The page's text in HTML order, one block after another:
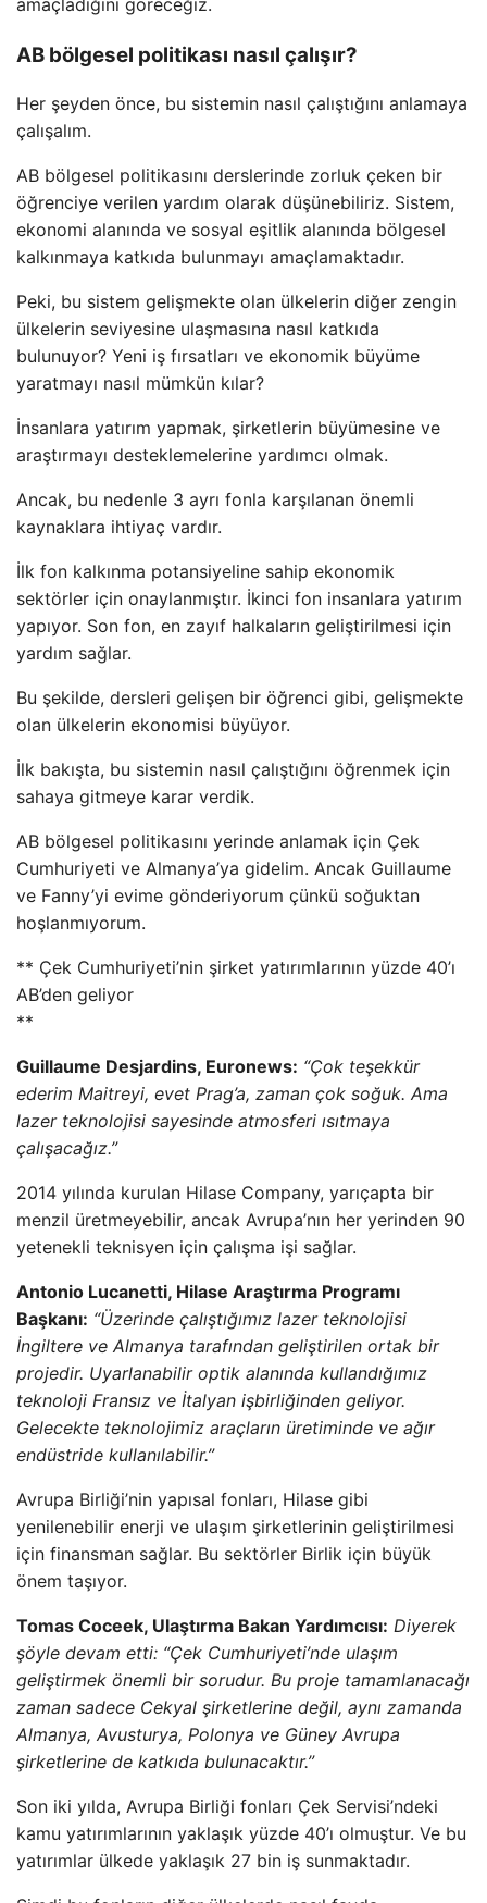
amaçladığını göreceğiz.
AB bölgesel politikası nasıl çalışır?
Her şeyden önce, bu sistemin nasıl çalıştığını anlamaya
çalışalım.
AB bölgesel politikasını derslerinde zorluk çeken bir
öğrenciye verilen yardım olarak düşünebiliriz. Sistem,
ekonomi alanında ve sosyal eşitlik alanında bölgesel
kalkınmaya katkıda bulunmayı amaçlamaktadır.
Peki, bu sistem gelişmekte olan ülkelerin diğer zengin
ülkelerin seviyesine ulaşmasına nasıl katkıda
bulunuyor? Yeni iş fırsatları ve ekonomik büyüme
yaratmayı nasıl mümkün kılar?
İnsanlara yatırım yapmak, şirketlerin büyümesine ve
araştırmayı desteklemelerine yardımcı olmak.
Ancak, bu nedenle 3 ayrı fonla karşılanan önemli
kaynaklara ihtiyaç vardır.
İlk fon kalkınma potansiyeline sahip ekonomik
sektörler için onaylanmıştır. İkinci fon insanlara yatırım
yapıyor. Son fon, en zayıf halkaların geliştirilmesi için
yardım sağlar.
Bu şekilde, dersleri gelişen bir öğrenci gibi, gelişmekte
olan ülkelerin ekonomisi büyüyor.
İlk bakışta, bu sistemin nasıl çalıştığını öğrenmek için
sahaya gitmeye karar verdik.
AB bölgesel politikasını yerinde anlamak için Çek
Cumhuriyeti ve Almanya’ya gidelim. Ancak Guillaume
ve Fanny’yi evime gönderiyorum çünkü soğuktan
hoşlanmıyorum.
** Çek Cumhuriyeti’nin şirket yatırımlarının yüzde 40’ı
AB’den geliyor
**
Guillaume Desjardins, Euronews: “Çok teşekkür
ederim Maitreyi, evet Prag’a, zaman çok soğuk. Ama
lazer teknolojisi sayesinde atmosferi ısıtmaya
çalışacağız.”
2014 yılında kurulan Hilase Company, yarıçapta bir
menzil üretmeyebilir, ancak Avrupa’nın her yerinden 90
yetenekli teknisyen için çalışma işi sağlar.
Antonio Lucanetti, Hilase Araştırma Programı
Başkanı: “Üzerinde çalıştığımız lazer teknolojisi
İngiltere ve Almanya tarafından geliştirilen ortak bir
projedir. Uyarlanabilir optik alanında kullandığımız
teknoloji Fransız ve İtalyan işbirliğinden geliyor.
Gelecekte teknolojimiz araçların üretiminde ve ağır
endüstride kullanılabilir.”
Avrupa Birliği’nin yapısal fonları, Hilase gibi
yenilenebilir enerji ve ulaşım şirketlerinin geliştirilmesi
için finansman sağlar. Bu sektörler Birlik için büyük
önem taşıyor.
Tomas Coceek, Ulaştırma Bakan Yardımcısı: Diyerek
şöyle devam etti: “Çek Cumhuriyeti’nde ulaşım
geliştirmek önemli bir sorudur. Bu proje tamamlanacağı
zaman sadece Cekyal şirketlerine değil, aynı zamanda
Almanya, Avusturya, Polonya ve Güney Avrupa
şirketlerine de katkıda bulunacaktır.”
Son iki yılda, Avrupa Birliği fonları Çek Servisi’ndeki
kamu yatırımlarının yaklaşık yüzde 40’ı olmuştur. Ve bu
yatırımlar ülkede yaklaşık 27 bin iş sunmaktadır.